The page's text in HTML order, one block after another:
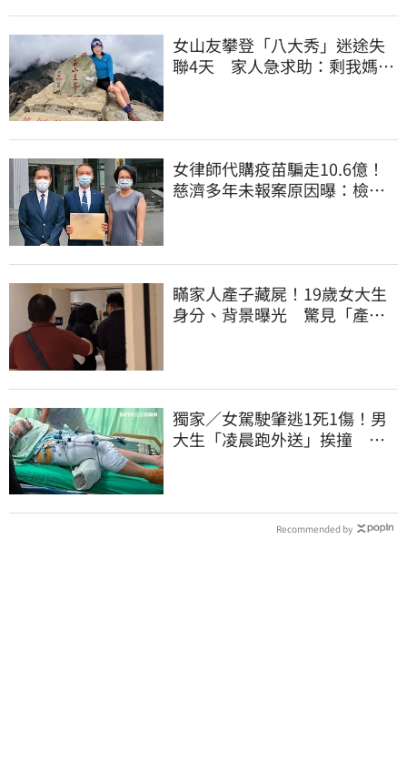
女山友攀登「八大秀」迷途失
聯4天 家人急求助：剩我媽還
女律師代購疫苗騙走10.6億！
慈濟多年未報案原因曝：檢警
瞞家人產子藏屍！19歲女大生
身分、背景曝光 驚見「產檢
獨家／女駕駛肇逃1死1傷！男
大生「凌晨跑外送」挨撞 媽
Recommended by